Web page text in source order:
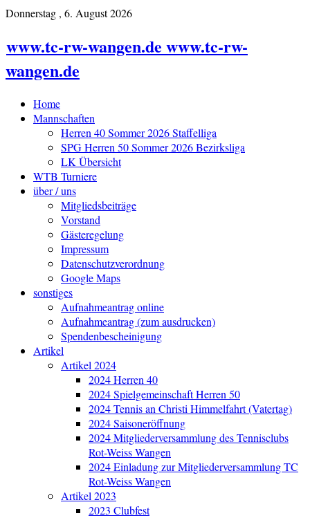
Donnerstag , 6. August 2026
www.tc-rw-wangen.de www.tc-rw-
wangen.de
Home
Mannschaften
Herren 40 Sommer 2026 Staffelliga
SPG Herren 50 Sommer 2026 Bezirksliga
LK Übersicht
WTB Turniere
über / uns
Mitgliedsbeiträge
Vorstand
Gästeregelung
Impressum
Datenschutzverordnung
Google Maps
sonstiges
Aufnahmeantrag online
Aufnahmeantrag (zum ausdrucken)
Spendenbescheinigung
Artikel
Artikel 2024
2024 Herren 40
2024 Spielgemeinschaft Herren 50
2024 Tennis an Christi Himmelfahrt (Vatertag)
2024 Saisoneröffnung
2024 Mitgliederversammlung des Tennisclubs
Rot-Weiss Wangen
2024 Einladung zur Mitgliederversammlung TC
Rot-Weiss Wangen
Artikel 2023
2023 Clubfest